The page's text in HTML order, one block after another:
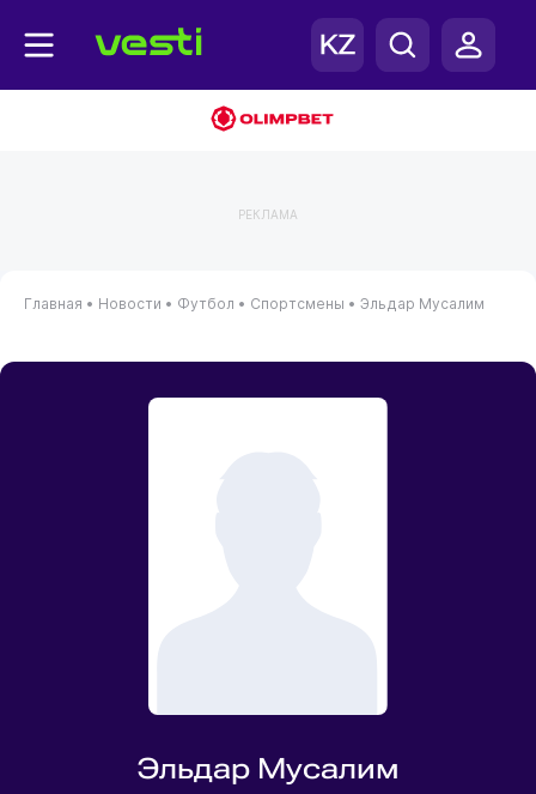
РЕКЛАМА
Главная • Новости • Футбол • Спортсмены • Эльдар Мусалим
Эльдар Мусалим